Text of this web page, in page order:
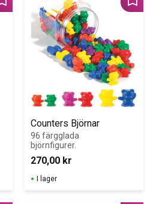
Lägg till i favoriter
Counters Björnar
96 färgglada
björnfigurer.
270,00 kr
I lager